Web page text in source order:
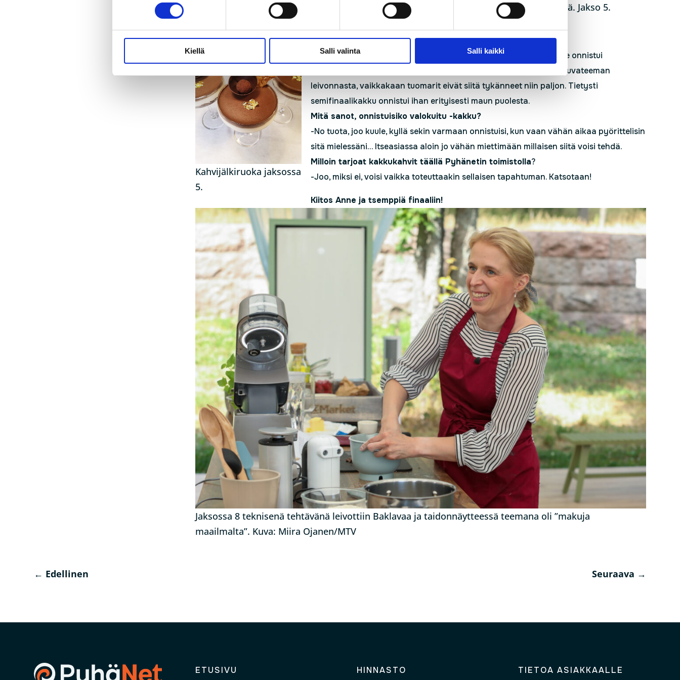
Kiellä Salli valinta Salli kaikki
yllätyksestä. Jakso 5.
Kahvijälkiruoka jaksossa
5.
olet kaikkein tyytyväisin?
-Kahvijakso tietysti, silloin sekä ulkonäkö että maku onnistuivat, se onnistui
kaikkinensa kyllä tosi hienosti. Mä kyllä tykkäsin paljon myös elokuvateeman
leivonnasta, vaikkakaan tuomarit eivät siitä tykänneet niin paljon. Tietysti
semifinaalikakku onnistui ihan erityisesti maun puolesta.
Mitä sanot, onnistuisiko valokuitu -kakku?
-No tuota, joo kuule, kyllä sekin varmaan onnistuisi, kun vaan vähän aikaa pyörittelisin
sitä mielessäni… Itseasiassa aloin jo vähän miettimään millaisen siitä voisi tehdä.
Milloin tarjoat kakkukahvit täällä Pyhänetin toimistolla?
-Joo, miksi ei, voisi vaikka toteuttaakin sellaisen tapahtuman. Katsotaan!
Kiitos Anne ja tsemppiä finaaliin!
Jaksossa 8 teknisenä tehtävänä leivottiin Baklavaa ja taidonnäytteessä teemana oli ”makuja
maailmalta”. Kuva: Miira Ojanen/MTV
← Edellinen Seuraava →
ETUSIVU HINNASTO TIETOA ASIAKKAALLE